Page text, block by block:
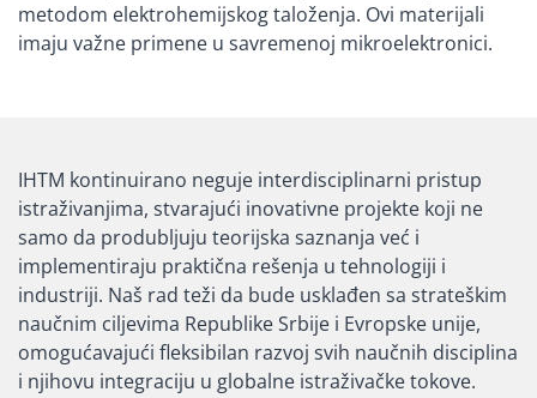
metodom elektrohemijskog taloženja. Ovi materijali
imaju važne primene u savremenoj mikroelektronici.
IHTM kontinuirano neguje interdisciplinarni pristup
istraživanjima, stvarajući inovativne projekte koji ne
samo da produbljuju teorijska saznanja već i
implementiraju praktična rešenja u tehnologiji i
industriji. Naš rad teži da bude usklađen sa strateškim
naučnim ciljevima Republike Srbije i Evropske unije,
omogućavajući fleksibilan razvoj svih naučnih disciplina
i njihovu integraciju u globalne istraživačke tokove.